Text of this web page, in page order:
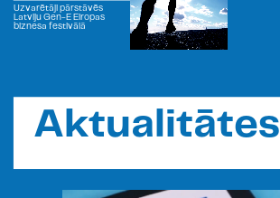
Uzvarētāji pārstāvēs
Latviju Gen-E Eiropas
biznesa festivālā
Aktualitātes